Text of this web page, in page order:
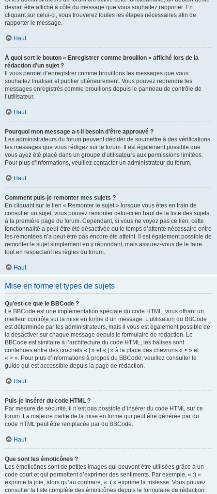
devrait être affiché à côté du message que vous souhaitez rapporter. En
cliquant sur celui-ci, vous trouverez toutes les étapes nécessaires afin de
rapporter le message.
Haut
À quoi sert le bouton « Enregistrer comme brouillon » affiché lors de la
rédaction d’un sujet ?
Il vous permet d’enregistrer comme brouillons les messages que vous
souhaitez finaliser et publier ultérieurement. Vous pouvez reprendre les
messages enregistrés comme brouillons depuis le panneau de contrôle de
l’utilisateur.
Haut
Pourquoi mon message a-t-il besoin d’être approuvé ?
Les administrateurs du forum peuvent décider de soumettre à des vérifications
les messages que vous rédigez sur le forum. Il est également possible que
vous ayez été placé dans un groupe d’utilisateurs aux permissions limitées.
Pour plus d’informations, veuillez contacter un administrateur du forum.
Haut
Comment puis-je remonter mes sujets ?
En cliquant sur le lien « Remonter le sujet » lorsque vous êtes en train de
consulter un sujet, vous pouvez remonter celui-ci en haut de la liste des sujets,
à la première page du forum. Cependant, si vous ne voyez pas ce lien, cette
fonctionnalité a peut-être été désactivée ou le temps d’attente nécessaire entre
les remontées n’a peut-être pas encore été atteint. Il est également possible de
remonter le sujet simplement en y répondant, mais assurez-vous de le faire
tout en respectant les règles du forum.
Haut
Mise en forme et types de sujets
Qu’est-ce que le BBCode ?
Le BBCode est une implémentation spéciale du code HTML, vous offrant un
meilleur contrôle sur la mise en forme d’un message. L’utilisation du BBCode
est déterminée par les administrateurs, mais il vous est également possible de
la désactiver sur chaque message depuis le formulaire de rédaction. Le
BBCode est similaire à l’architecture du code HTML, les balises sont
contenues entre des crochets « [ » et « ] » à la place des chevrons « < » et
« > ». Pour plus d’informations à propos du BBCode, veuillez consulter le
guide qui est accessible depuis la page de rédaction.
Haut
Puis-je insérer du code HTML ?
Par mesure de sécurité, il n’est pas possible d’insérer du code HTML sur ce
forum. La majeure partie de la mise en forme qui peut être générée par du
code HTML peut être remplacée par du BBCode.
Haut
Que sont les émoticônes ?
Les émoticônes sont de petites images qui peuvent être utilisées grâce à un
code court et qui permettent d’exprimer des sentiments. Par exemple, « :) »
exprime la joie, alors qu’au contraire, « :( » exprime la tristesse. Vous pouvez
consulter la liste complète des émoticônes depuis le formulaire de rédaction.